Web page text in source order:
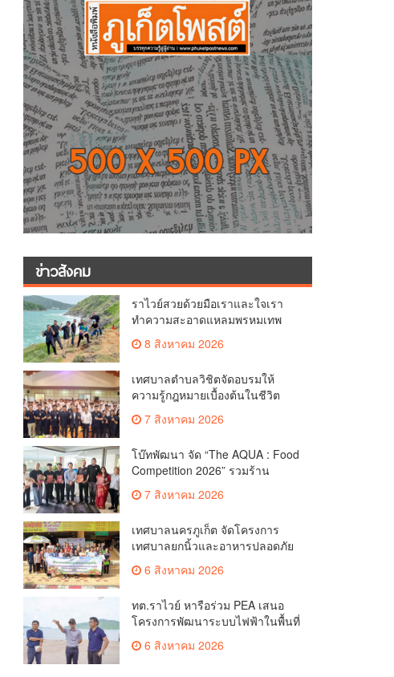
ข่าวสังคม
ราไวย์สวยด้วยมือเราและใจเรา
ทำความสะอาดแหลมพรหมเทพ
และแหล่งท่องเที่ยว
8 สิงหาคม 2026
เทศบาลตำบลวิชิตจัดอบรมให้
ความรู้กฎหมายเบื้องต้นในชีวิต
ประจำวันแก่เยาวชน
7 สิงหาคม 2026
โบ๊ทพัฒนา จัด “The AQUA : Food
Competition 2026” รวมร้าน
อาหารชั้นนำของ The Shopps at
The AQUA ชูศักยภาพ Food
7 สิงหาคม 2026
เทศบาลนครภูเก็ต จัดโครงการ
เทศบาลยกนิ้วและอาหารปลอดภัย
เพื่อสุขอนามัยผู้บริโภค
6 สิงหาคม 2026
ทต.ราไวย์ หารือร่วม PEA เสนอ
โครงการพัฒนาระบบไฟฟ้าในพื้นที่
เกาะโหลน
6 สิงหาคม 2026